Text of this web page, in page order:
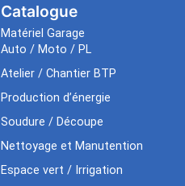
Catalogue
Matériel Garage
Auto / Moto / PL
Atelier / Chantier BTP
Production d’énergie
Soudure / Découpe
Nettoyage et Manutention
Espace vert / Irrigation